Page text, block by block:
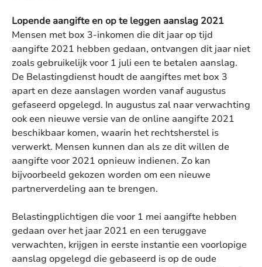
Lopende aangifte en op te leggen aanslag 2021
Mensen met box 3-inkomen die dit jaar op tijd
aangifte 2021 hebben gedaan, ontvangen dit jaar niet
zoals gebruikelijk voor 1 juli een te betalen aanslag.
De Belastingdienst houdt de aangiftes met box 3
apart en deze aanslagen worden vanaf augustus
gefaseerd opgelegd. In augustus zal naar verwachting
ook een nieuwe versie van de online aangifte 2021
beschikbaar komen, waarin het rechtsherstel is
verwerkt. Mensen kunnen dan als ze dit willen de
aangifte voor 2021 opnieuw indienen. Zo kan
bijvoorbeeld gekozen worden om een nieuwe
partnerverdeling aan te brengen.
Belastingplichtigen die voor 1 mei aangifte hebben
gedaan over het jaar 2021 en een teruggave
verwachten, krijgen in eerste instantie een voorlopige
aanslag opgelegd die gebaseerd is op de oude